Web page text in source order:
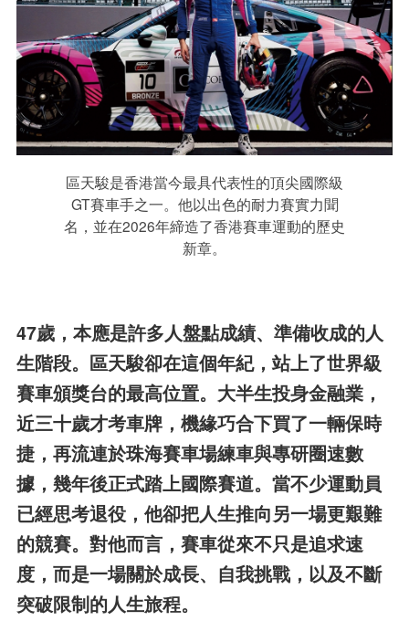
區天駿是香港當今最具代表性的頂尖國際級
GT賽車手之一。他以出色的耐力賽實力聞
名，並在2026年締造了香港賽車運動的歷史
新章。
47歲，本應是許多人盤點成績、準備收成的人
生階段。區天駿卻在這個年紀，站上了世界級
賽車頒獎台的最高位置。 大半生投身金融業，
近三十歲才考車牌，機緣巧合下買了一輛保時
捷，再流連於珠海賽車場練車與專研圈速數
據，幾年後正式踏上國際賽道。當不少運動員
已經思考退役，他卻把人生推向另一場更艱難
的競賽。對他而言，賽車從來不只是追求速
度，而是一場關於成長、自我挑戰，以及不斷
突破限制的人生旅程。